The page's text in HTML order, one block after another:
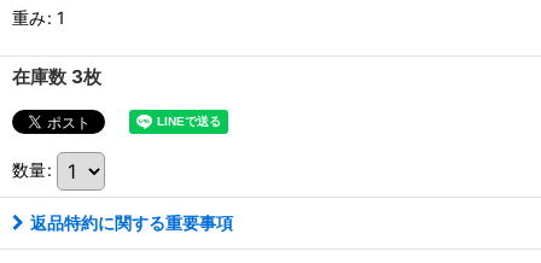
重み: 1
在庫数 3枚
数量:
返品特約に関する重要事項